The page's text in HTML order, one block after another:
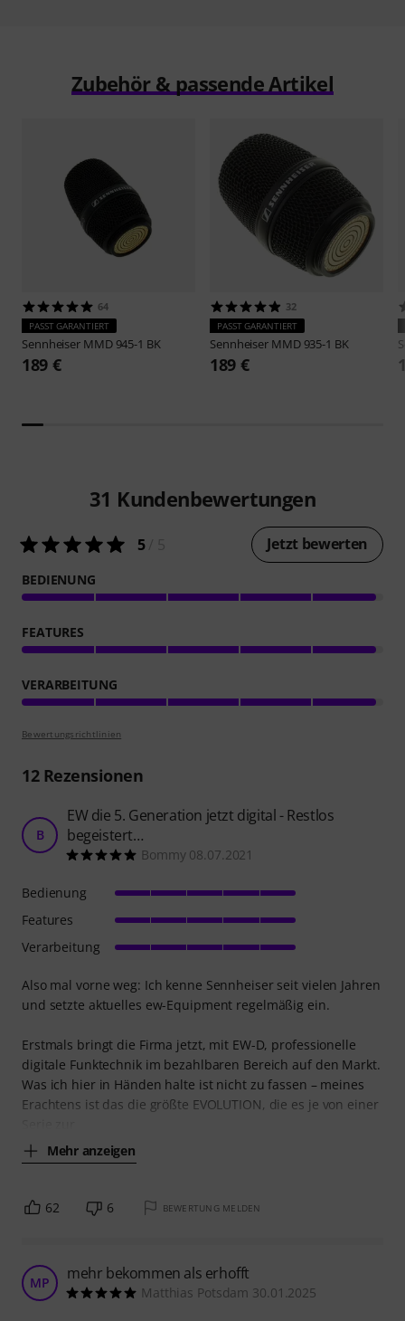
Zubehör & passende Artikel
64
PASST GARANTIERT
Sennheiser MMD 945-1 BK
189 €
32
PASST GARANTIERT
Sennheiser MMD 935-1 BK
189 €
31 Kundenbewertungen
5/ 5 Jetzt bewerten
BEDIENUNG
FEATURES
VERARBEITUNG
Bewertungsrichtlinien
12Rezensionen
B
EW die 5. Generation jetzt digital - Restlos
begeistert…
Bommy 08.07.2021
Also mal vorne weg: Ich kenne Sennheiser seit vielen Jahren
und setzte aktuelles ew-Equipment regelmäßig ein.
Erstmals bringt die Firma jetzt, mit EW-D, professionelle
digitale Funktechnik im bezahlbaren Bereich auf den Markt.
Was ich hier in Händen halte ist nicht zu fassen – meines
Erachtens ist das die größte EVOLUTION, die es je von einer
Mehr anzeigen
Bedienung
Features
Verarbeitung
62 6 BEWERTUNG MELDEN
MP mehr bekommen als erhofft
Matthias Potsdam 30.01.2025